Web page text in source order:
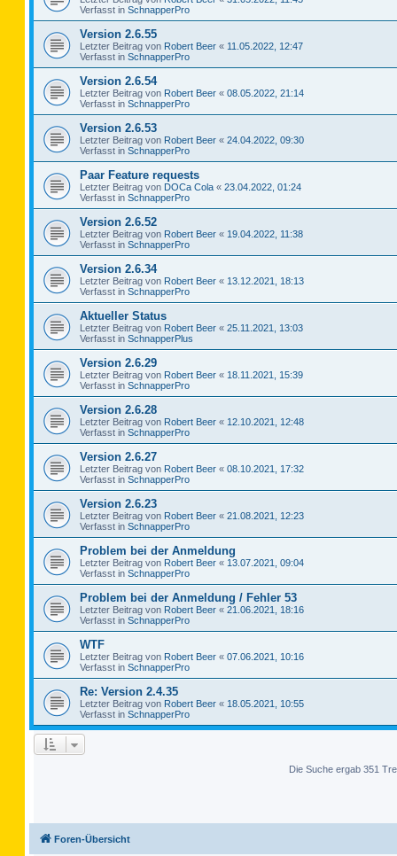
Verfasst in SchnapperPro
Version 2.6.55
Letzter Beitrag von Robert Beer « 11.05.2022, 12:47
Verfasst in SchnapperPro
Version 2.6.54
Letzter Beitrag von Robert Beer « 08.05.2022, 21:14
Verfasst in SchnapperPro
Version 2.6.53
Letzter Beitrag von Robert Beer « 24.04.2022, 09:30
Verfasst in SchnapperPro
Paar Feature requests
Letzter Beitrag von DOCa Cola « 23.04.2022, 01:24
Verfasst in SchnapperPro
Version 2.6.52
Letzter Beitrag von Robert Beer « 19.04.2022, 11:38
Verfasst in SchnapperPro
Version 2.6.34
Letzter Beitrag von Robert Beer « 13.12.2021, 18:13
Verfasst in SchnapperPro
Aktueller Status
Letzter Beitrag von Robert Beer « 25.11.2021, 13:03
Verfasst in SchnapperPlus
Version 2.6.29
Letzter Beitrag von Robert Beer « 18.11.2021, 15:39
Verfasst in SchnapperPro
Version 2.6.28
Letzter Beitrag von Robert Beer « 12.10.2021, 12:48
Verfasst in SchnapperPro
Version 2.6.27
Letzter Beitrag von Robert Beer « 08.10.2021, 17:32
Verfasst in SchnapperPro
Version 2.6.23
Letzter Beitrag von Robert Beer « 21.08.2021, 12:23
Verfasst in SchnapperPro
Problem bei der Anmeldung
Letzter Beitrag von Robert Beer « 13.07.2021, 09:04
Verfasst in SchnapperPro
Problem bei der Anmeldung / Fehler 53
Letzter Beitrag von Robert Beer « 21.06.2021, 18:16
Verfasst in SchnapperPro
WTF
Letzter Beitrag von Robert Beer « 07.06.2021, 10:16
Verfasst in SchnapperPro
Re: Version 2.4.35
Letzter Beitrag von Robert Beer « 18.05.2021, 10:55
Verfasst in SchnapperPro
Die Suche ergab 351
Foren-Übersicht